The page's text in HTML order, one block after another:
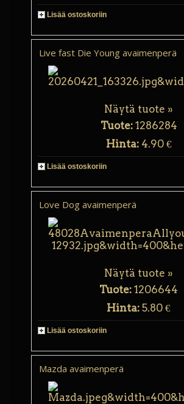
Lisää ostoskoriin
Live fast Die Young avaimenperä
Näytä tuote »
Tuote: 1286284
Hinta: 4.90 €
Lisää ostoskoriin
Love Dog avaimenperä
Näytä tuote »
Tuote:1206644
Hinta:5.80 €
Lisää ostoskoriin
Mazda avaimenperä